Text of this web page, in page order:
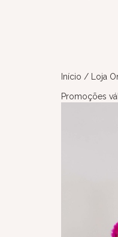
Início / Loja
Promoções